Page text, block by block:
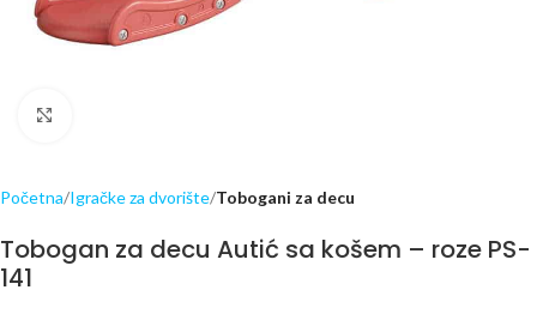
Početna Igračke za dvorište Tobogani za decu
Tobogan za decu Autić sa košem – roze PS-
141